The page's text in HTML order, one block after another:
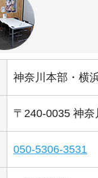
神奈川本部・横
〒240-0035 神
050-5306-3531